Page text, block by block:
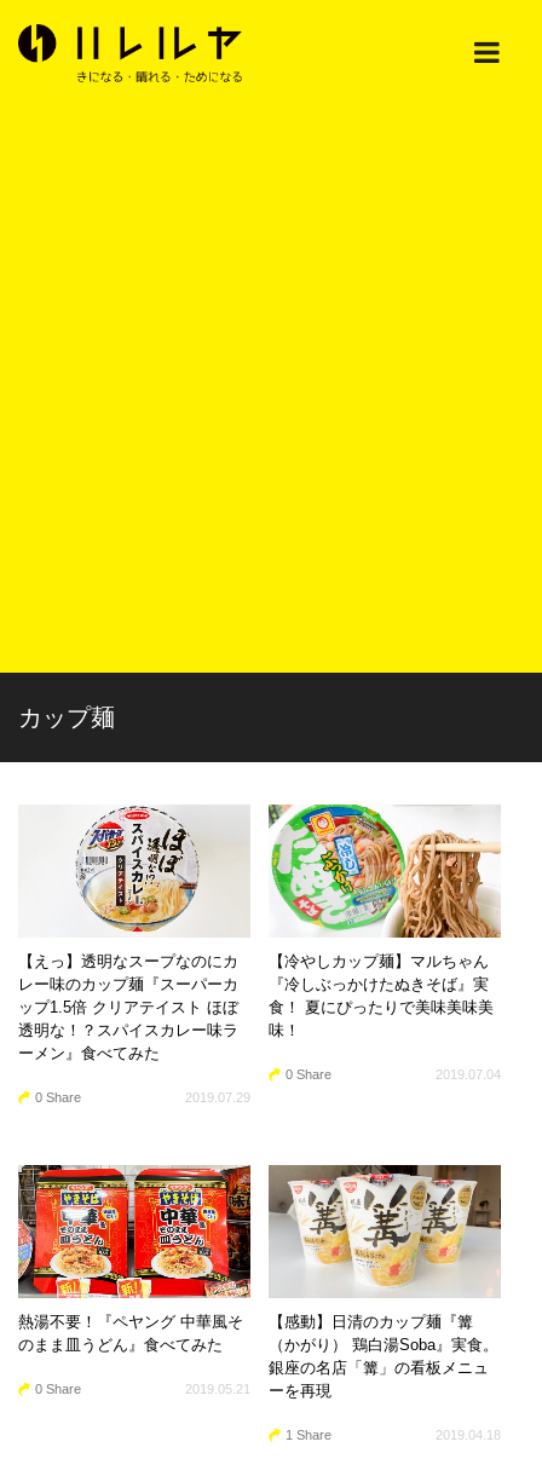
カップ麺
【えっ】透明なスープなのにカ
レー味のカップ麺『スーパーカ
ップ1.5倍 クリアテイスト ほぼ
透明な！？スパイスカレー味ラ
ーメン』食べてみた
0 Share 2019.07.29
【冷やしカップ麺】マルちゃん
『冷しぶっかけたぬきそば』実
食！ 夏にぴったりで美味美味美
味！
0 Share 2019.07.04
熱湯不要！『ペヤング 中華風そ
のまま皿うどん』食べてみた
0 Share 2019.05.21
【感動】日清のカップ麺『篝
（かがり） 鶏白湯Soba』実食。
銀座の名店「篝」の看板メニュ
ーを再現
1 Share 2019.04.18